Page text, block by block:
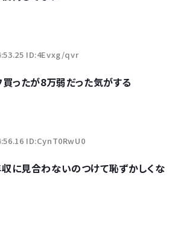
ID:4Evxg/qvr
ったが8万弱だった気がする
ID:CynT0RwU0
に見合わないのつけて恥ずかしくな